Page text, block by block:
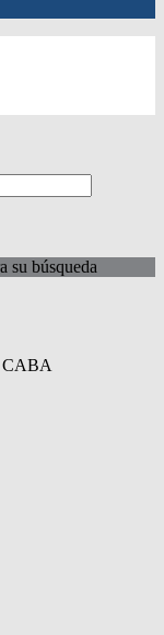
su búsqueda
CABA